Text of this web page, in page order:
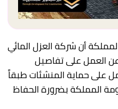
أن شركة العزل المائي
العمل على تفاصيل
على حماية المنشئات طبقاً
المملكة بضرورة الحفاظ